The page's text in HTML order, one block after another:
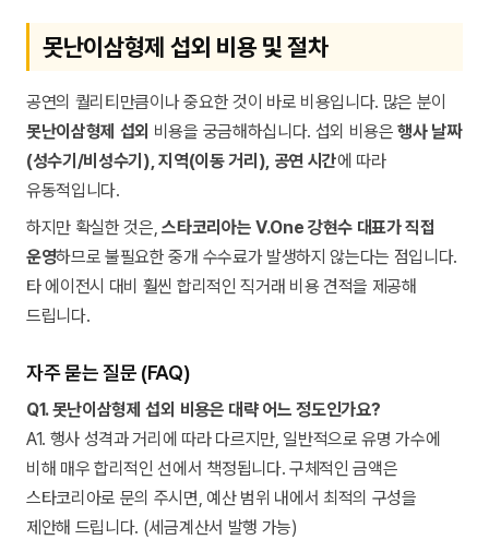
못난이삼형제 섭외 비용 및 절차
공연의 퀄리티만큼이나 중요한 것이 바로 비용입니다. 많은 분이
못난이삼형제 섭외 비용을 궁금해하십니다. 섭외 비용은행사 날짜
(성수기/비성수기), 지역(이동 거리), 공연 시간에 따라
유동적입니다.
하지만 확실한 것은,스타코리아는 V.One 강현수 대표가 직접
운영하므로 불필요한 중개 수수료가 발생하지 않는다는 점입니다.
타 에이전시 대비 훨씬 합리적인 직거래 비용 견적을 제공해
드립니다.
자주 묻는 질문 (FAQ)
Q1. 못난이삼형제 섭외 비용은 대략 어느 정도인가요?
A1. 행사 성격과 거리에 따라 다르지만, 일반적으로 유명 가수에
비해 매우 합리적인 선에서 책정됩니다. 구체적인 금액은
스타코리아로 문의 주시면, 예산 범위 내에서 최적의 구성을
제안해 드립니다. (세금계산서 발행 가능)